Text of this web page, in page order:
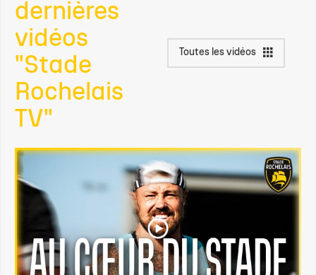
dernières
vidéos
"Stade
Rochelais
TV"
Toutes les vidéos